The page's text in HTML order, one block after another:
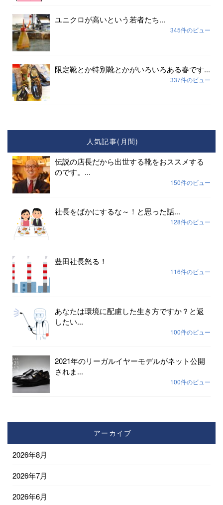
ユニクロが高いという若者たち...
345件のビュー
限定靴とか特別靴とかがいろいろある春です...
337件のビュー
人気記事(月間)
伝説の店長だから出世する靴をおススメする
のです。...
150件のビュー
社長をばかにするな～！と思った話...
128件のビュー
豊田社長怒る！
116件のビュー
あなたは環境に配慮した生き方ですか？と返
したい...
100件のビュー
2021年のリーガルイヤーモデルがネット公開
されま...
100件のビュー
アーカイブ
2026年8月
2026年7月
2026年6月